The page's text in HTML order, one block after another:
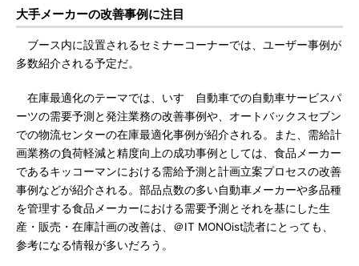
大手メーカーの改善事例に注目
ブース内に設置されるセミナーコーナーでは、ユーザー事例が
多数紹介される予定だ。
在庫最適化のテーマでは、いすゞ自動車での自動車サービスパ
ーツの需要予測と発注業務の改善事例や、オートバックスセブン
での物流センターの在庫最適化事例が紹介される。また、需給計
画業務の負荷軽減と精度向上の成功事例としては、食品メーカー
であるキッコーマンにおける需給予測と計画立案プロセスの改善
事例などが紹介される。部品点数の多い自動車メーカーや多品種
を管理する食品メーカーにおける需要予測とそれを基にした生
産・販売・在庫計画の改善は、＠IT MONOist読者にとっても、
参考になる情報が多いだろう。